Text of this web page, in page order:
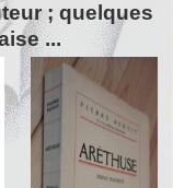
; quelques
...